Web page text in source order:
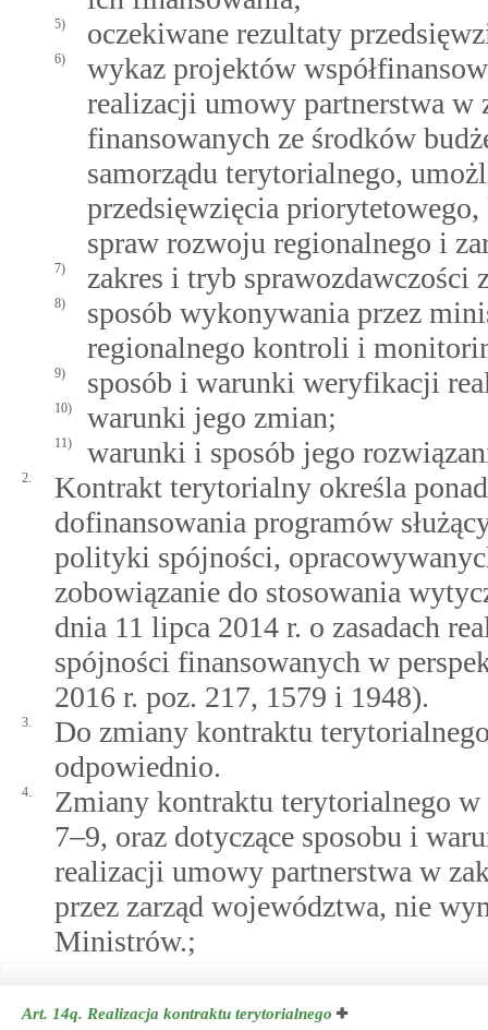
5) oczekiwane rezultaty
6)
wykaz projektów
realizacji umowy partnerstwa
finansowanych ze środków
samorządu terytorialnego,
przedsięwzięcia
spraw rozwoju regionalnego i
7) zakres i tryb sprawozdawczości
8)
sposób wykonywania przez
regionalnego kontroli i
9) sposób i warunki weryfikacji
10) warunki jego zmian;
11) warunki i sposób jego
2.
Kontrakt terytorialny określa
dofinansowania programów
polityki spójności,
zobowiązanie do stosowania
dnia 11 lipca 2014 r. o zasadach
spójności finansowanych w
2016 r. poz. 217, 1579 i 1948).
3.
Do zmiany kontraktu
odpowiednio.
4.
Zmiany kontraktu terytorialnego
7–9, oraz dotyczące sposobu i
realizacji umowy partnerstwa w
przez zarząd województwa, nie
Ministrów.;
Art. 14q. Realizacja kontraktu terytorialnego